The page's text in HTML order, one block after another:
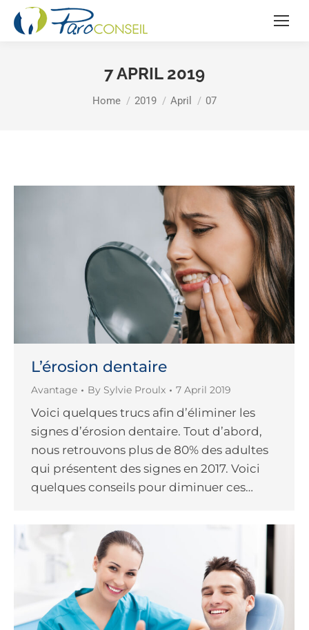
7 APRIL 2019
You are here:
Home 2019 April 07
L’érosion dentaire
Avantage By Sylvie Proulx 7 April 2019
Voici quelques trucs afin d’éliminer les
signes d’érosion dentaire. Tout d’abord,
nous retrouvons plus de 80% des adultes
qui présentent des signes en 2017. Voici
quelques conseils pour diminuer ces…